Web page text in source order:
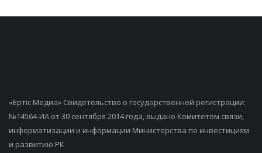
«Ертiс Медиа» Свидетельство о государственной регистрации:
№14564-ИА от 30 сентября 2014 года, выдано Комитетом связи,
информатизации и информации Министерства по инвестициям
и развитию РК